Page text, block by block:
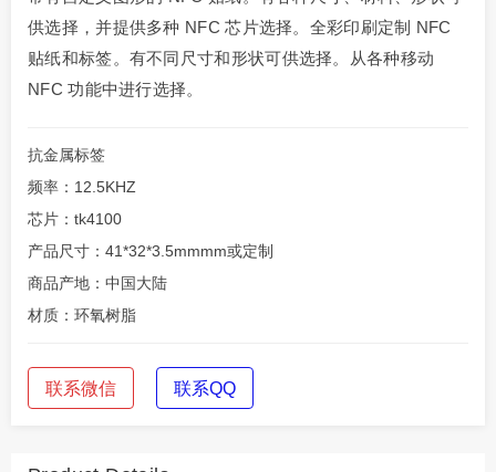
供选择，并提供多种 NFC 芯片选择。全彩印刷定制 NFC
贴纸和标签。有不同尺寸和形状可供选择。从各种移动
NFC 功能中进行选择。
抗金属标签
频率：12.5KHZ
芯片：tk4100
产品尺寸：41*32*3.5mmmm或定制
商品产地：中国大陆
材质：环氧树脂
联系微信 联系QQ